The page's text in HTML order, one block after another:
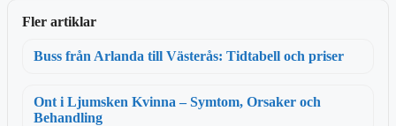
Fler artiklar
Buss från Arlanda till Västerås: Tidtabell och priser
Ont i Ljumsken Kvinna – Symtom, Orsaker och
Behandling